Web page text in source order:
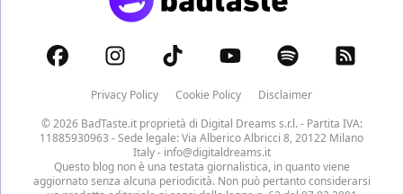
Privacy Policy Cookie Policy
Disclaimer
© 2026 BadTaste.it proprietà di Digital Dreams s.r.l.- Partita IVA:
11885930963 - Sede legale: Via Alberico Albricci 8, 20122 Milano
Italy - info@digitaldreams.it
Questo blog non è una testata giornalistica, in quanto viene
aggiornato senza alcuna periodicità. Non può pertanto considerarsi